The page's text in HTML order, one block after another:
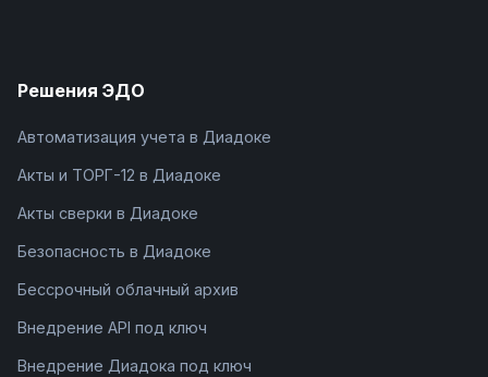
Решения ЭДО
Автоматизация учета в Диадоке
Акты и ТОРГ-12 в Диадоке
Акты сверки в Диадоке
Безопасность в Диадоке
Бессрочный облачный архив
Внедрение API под ключ
Внедрение Диадока под ключ